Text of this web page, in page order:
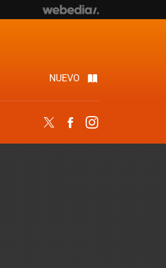
NUEVO
Twitter Facebook